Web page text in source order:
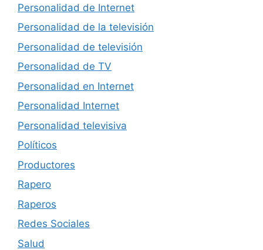
Personalidad de Internet
Personalidad de la televisión
Personalidad de televisión
Personalidad de TV
Personalidad en Internet
Personalidad Internet
Personalidad televisiva
Políticos
Productores
Rapero
Raperos
Redes Sociales
Salud